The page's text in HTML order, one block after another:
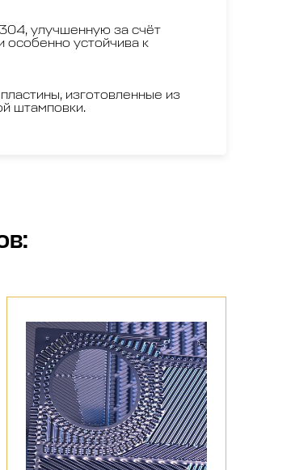
улучшенную за счёт
особенно устойчива к
изготовленные из
штамповки.
: